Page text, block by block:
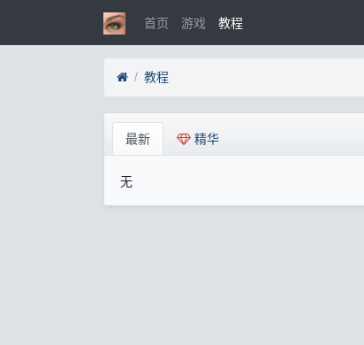
首页 游戏 教程
教程
最新 精华
无